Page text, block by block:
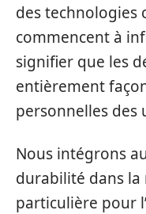
des technologies
commencent à
signifier que les
entièrement
personnelles des
Nous intégrons
durabilité dans la
particulière pour